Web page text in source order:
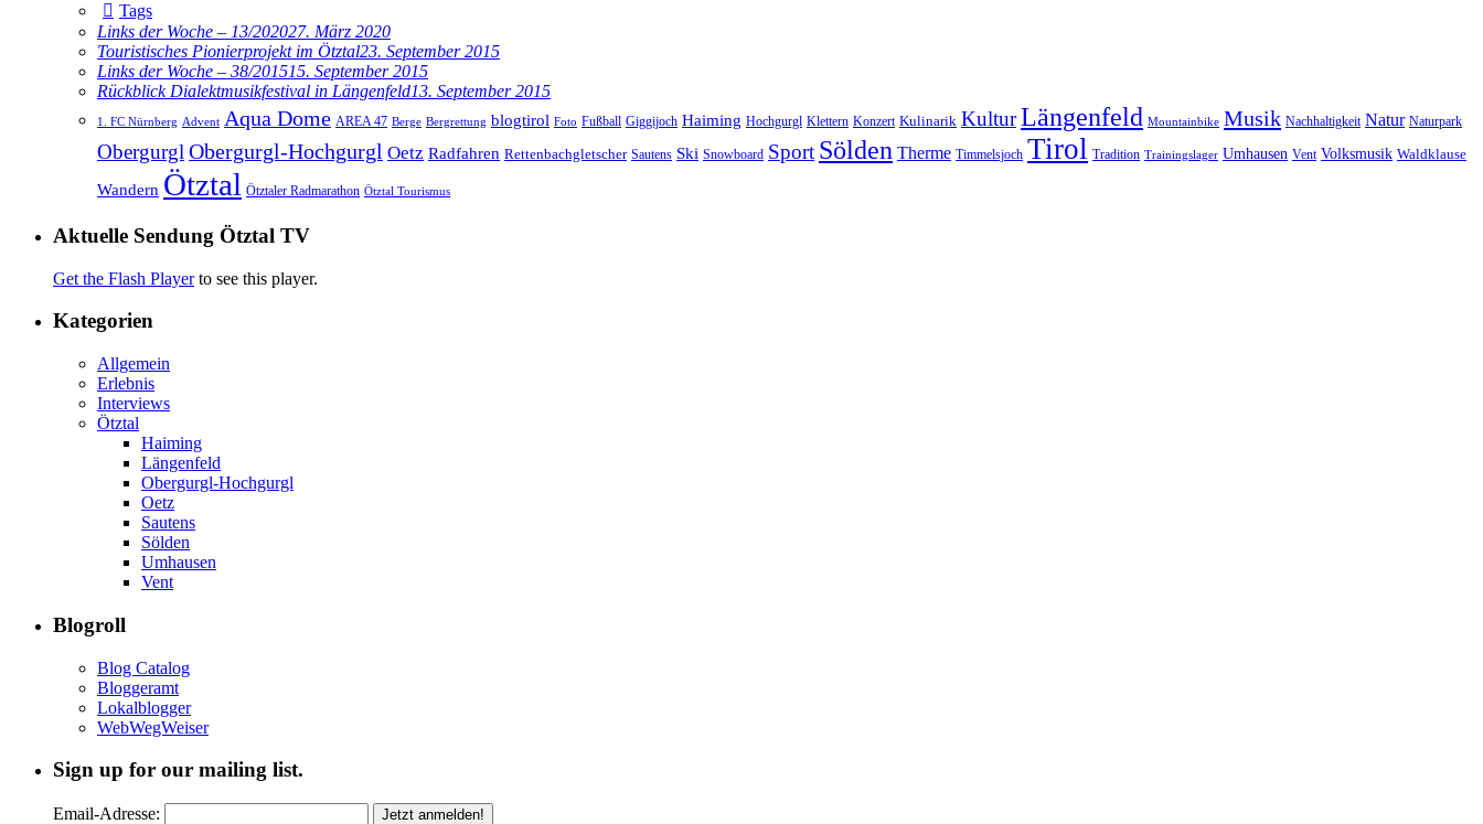
Tags
Links der Woche – 13/202027. März 2020
Touristisches Pionierprojekt im Ötztal23. September 2015
Links der Woche – 38/201515. September 2015
Rückblick Dialektmusikfestival in Längenfeld13. September 2015
1. FC Nürnberg Advent Aqua Dome AREA 47 Berge Bergrettung blogtirol Foto Fußball Giggijoch Haiming Hochgurgl Klettern Konzert Kulinarik KulturLängenfeld Mountainbike Musik Nachhaltigkeit Natur Naturpark
ObergurglObergurgl-Hochgurgl Oetz Radfahren Rettenbachgletscher Sautens Ski Snowboard Sport Sölden Therme Timmelsjoch Tirol Tradition Trainingslager Umhausen Vent Volksmusik Waldklause
Wandern Ötztal Ötztaler Radmarathon Ötztal Tourismus
Aktuelle Sendung Ötztal TV
Get the Flash Playerto see this player.
Kategorien
Allgemein
Erlebnis
Interviews
Ötztal
Haiming
Längenfeld
Obergurgl-Hochgurgl
Oetz
Sautens
Sölden
Umhausen
Vent
Blogroll
Blog Catalog
Bloggeramt
Lokalblogger
WebWegWeiser
Sign up for our mailing list.
Email-Adresse: